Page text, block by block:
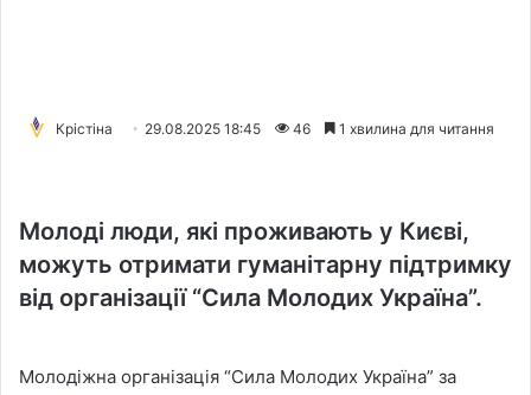
Крістіна 29.08.2025 18:45 46 1 хвилина для читання
Молоді люди, які проживають у Києві,
можуть отримати гуманітарну підтримку
від організації “Сила Молодих Україна”.
Молодіжна організація “Сила Молодих Україна” за